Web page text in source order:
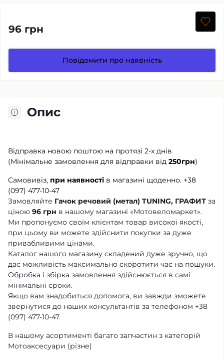
96 грн
Повідомити про наявність
Опис
Відправка новою поштою на протязі 2-х днів
(Мінімальне замовлення для відправки від 250грн)
Самовивіз, при наявності в магазині щоденно. +38
(097) 477-10-47
Замовляйте Гачок речовий (метал) TUNING, ГРАФИТ за
ціною 96 грн в нашому магазині «Мотовеломаркет».
Ми пропонуємо своїм клієнтам товар високої якості,
при цьому ви можете здійснити покупки за дуже
привабливими цінами.
Каталог нашого магазину складений дуже зручно, що
дає можливість максимально скоротити час на пошуки.
Обробка і збірка замовлення здійснюється в самі
мінімальні сроки.
Якщо вам знадобиться допомога, ви завжди зможете
звернутися до наших консультантів за телефоном +38
(097) 477-10-47.
В нашому асортименті багато запчастин з категорій
Мотоаксесуари (різне)